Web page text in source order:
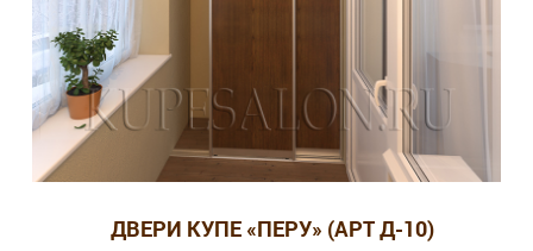
ДВЕРИ КУПЕ «ПЕРУ» (АРТ Д-10)